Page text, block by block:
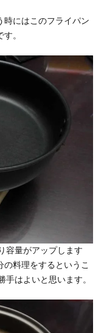
時にはこのフライパン
。
容量がアップします
の料理をするというこ
手はよいと思います。